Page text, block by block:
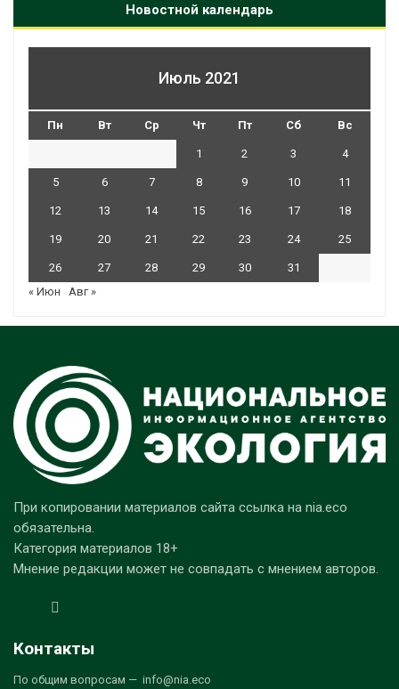
Новостной календарь
Июль 2021
Пн Вт Ср Чт Пт Сб Вс
1 2 3 4
5 6 7 8 9 10 11
12 13 14 15 16 17 18
19 20 21 22 23 24 25
26 27 28 29 30
31
« Июн
Авг »
При копировании материалов сайта ссылка на nia.eco
обязательна.
Категория материалов 18+
Мнение редакции может не совпадать с мнением авторов.
Контакты
По общим вопросам — info@nia.eco